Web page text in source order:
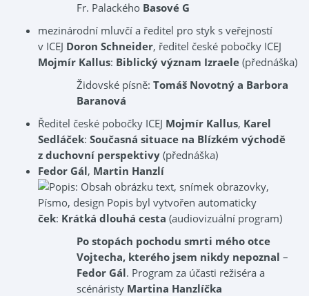
Fr. Palackého Basové G
mezinárodní mluvčí a ředitel pro styk s veřejností
v ICEJ Doron Schneider, ředitel české pobočky ICEJ
Mojmír Kallus: Biblický význam Izraele (přednáška)
Židovské písně: Tomáš Novotný a Barbora
Baranová
Ředitel české pobočky ICEJ Mojmír Kallus, Karel
Sedláček: Současná situace na Blízkém východě
z duchovní perspektivy (přednáška)
Fedor Gál, Martin Hanzlí
ček: Krátká dlouhá cesta (audiovizuální program)
Po stopách pochodu smrti mého otce
Vojtecha, kterého jsem nikdy nepoznal –
Fedor Gál. Program za účasti režiséra a
scénáristy Martina Hanzlíčka